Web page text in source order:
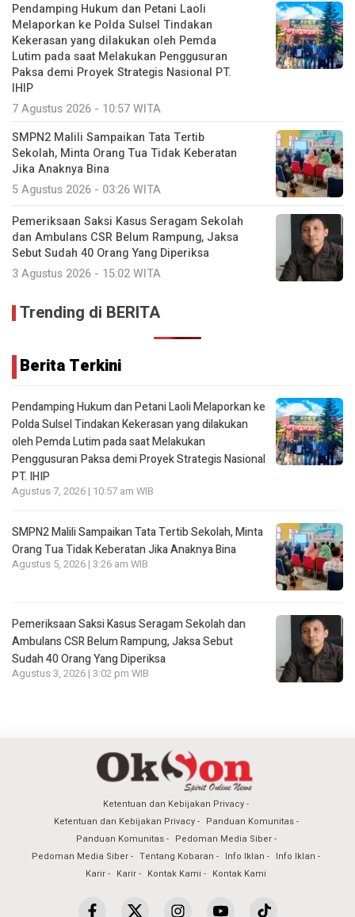
Pendamping Hukum dan Petani Laoli
Melaporkan ke Polda Sulsel Tindakan
Kekerasan yang dilakukan oleh Pemda
Lutim pada saat Melakukan Penggusuran
Paksa demi Proyek Strategis Nasional PT.
IHIP
7 Agustus 2026 - 10:57 WITA
SMPN2 Malili Sampaikan Tata Tertib
Sekolah, Minta Orang Tua Tidak Keberatan
Jika Anaknya Bina
5 Agustus 2026 - 03:26 WITA
Pemeriksaan Saksi Kasus Seragam Sekolah
dan Ambulans CSR Belum Rampung, Jaksa
Sebut Sudah 40 Orang Yang Diperiksa
3 Agustus 2026 - 15:02 WITA
Trending di BERITA
Berita Terkini
Pendamping Hukum dan Petani Laoli Melaporkan ke
Polda Sulsel Tindakan Kekerasan yang dilakukan
oleh Pemda Lutim pada saat Melakukan
Penggusuran Paksa demi Proyek Strategis Nasional
PT. IHIP
Agustus 7, 2026 | 10:57 am WIB
SMPN2 Malili Sampaikan Tata Tertib Sekolah, Minta
Orang Tua Tidak Keberatan Jika Anaknya Bina
Agustus 5, 2026 | 3:26 am WIB
Pemeriksaan Saksi Kasus Seragam Sekolah dan
Ambulans CSR Belum Rampung, Jaksa Sebut
Sudah 40 Orang Yang Diperiksa
Agustus 3, 2026 | 3:02 pm WIB
Ketentuan dan Kebijakan Privacy
Ketentuan dan Kebijakan Privacy
Panduan Komunitas
Panduan Komunitas
Pedoman Media Siber
Pedoman Media Siber
Tentang Kobaran Info Iklan
Info Iklan
Karir
Karir Kontak Kami Kontak Kami